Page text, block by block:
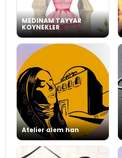
MEDINAM TAYYAR
KOYNEKLER
Atelier alem han